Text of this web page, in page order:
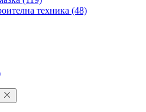
техника (48)